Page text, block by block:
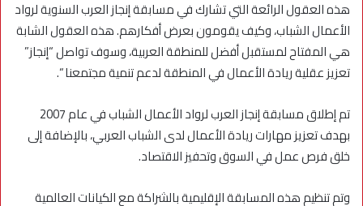
هذه العقول الرائعة التي تشارك في مسابقة إنجاز العرب السنوية لرواد
الأعمال الشباب، وكيف يقومون بعرض أفكارهم. هذه العقول الشابة
هي المفتاح لمستقبل أفضل للمنطقة العربية، وسوف تواصل “إنجاز”
تعزيز عقلية ريادة الأعمال في المنطقة لدعم تنمية مجتمعنا “.
تم إطلاق مسابقة إنجاز العرب لرواد الأعمال الشباب في عام 2007
بهدف تعزيز مهارات ريادة الأعمال لدى الشباب العربي، بالإضافة إلى
خلق فرص عمل في السوق وتحفيز الاقتصاد.
وتم تنظيم هذه المسابقة الإقليمية بالشراكة مع الكيانات العالمية